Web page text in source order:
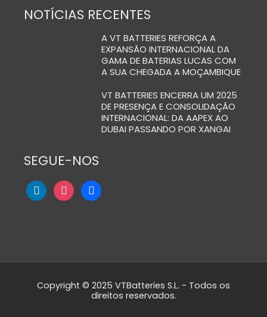
NOTÍCIAS RECENTES
A VT BATTERIES REFORÇA A
EXPANSÃO INTERNACIONAL DA
GAMA DE BATERIAS LUCAS COM
A SUA CHEGADA A MOÇAMBIQUE
VT BATTERIES ENCERRA UM 2025
DE PRESENÇA E CONSOLIDAÇÃO
INTERNACIONAL: DA AAPEX AO
DUBAI PASSANDO POR XANGAI
SEGUE-NOS
Copyright © 2025 VTBatteries S.L. - Todos os
direitos reservados.